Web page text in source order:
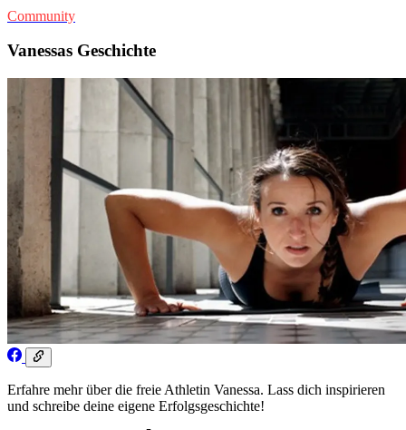
Community
Vanessas Geschichte
Erfahre mehr über die freie Athletin Vanessa. Lass dich inspirieren
und schreibe deine eigene Erfolgsgeschichte!